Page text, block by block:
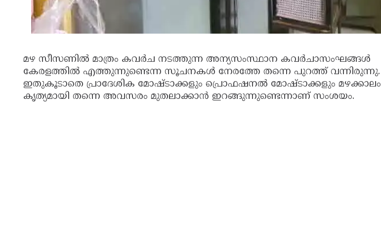
മഴ സീസണില്‍ മാത്രം കവര്‍ച നടത്തുന്ന അന്യസംസ്ഥാന കവര്‍ചാസംഘങ്ങള്‍
കേരളത്തില്‍ എത്തുന്നുണ്ടെന്ന സൂചനകള്‍ നേരത്തേ തന്നെ പുറത്ത് വന്നിരുന്നു.
ഇതുകൂടാതെ പ്രാദേശിക മോഷ്ടാക്കളും പ്രൊഫഷനല്‍ മോഷ്ടാക്കളും മഴക്കാലം
കൃത്യമായി തന്നെ അവസരം മുതലാക്കാന്‍ ഇറങ്ങുന്നുണ്ടെന്നാണ് സംശയം.